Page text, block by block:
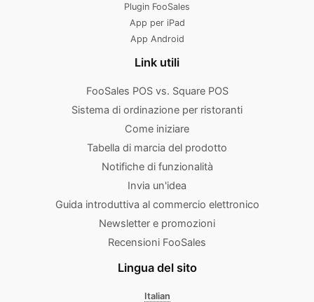
Plugin FooSales
App per iPad
App Android
Link utili
FooSales POS vs. Square POS
Sistema di ordinazione per ristoranti
Come iniziare
Tabella di marcia del prodotto
Notifiche di funzionalità
Invia un'idea
Guida introduttiva al commercio elettronico
Newsletter e promozioni
Recensioni FooSales
Lingua del sito
Italian